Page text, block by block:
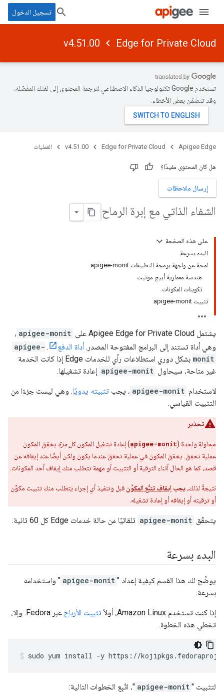
تسجيل الدخول
Edge for Private Cloud
v4.51.00
تستخدم Google تكنولوجيا الذكاء الاصطناعي لترجمة المحتوى إلى لغتك المفضّلة،
وقد تتضمّن بعض الأخطاء.
Apigee Edge
Edge for Private Cloud
v4.51.00 العمليات
هل كان المحتوى مفيدًا؟
إرسال ملاحظات
الشفاء الذاتي مع إبرة الرماح
على هذه الصفحة
البدء بسرعة
لمحة عن واجهة برمجة التطبيقات apigee-monit
هندسة معمارية أبيج مونيت
تكوينات المكونات
تثبيت apigee-monit
يشتمل Apigee Edge for Private Cloud على apigee-monit ،
وهي أداة تستند إلى البرامج المفتوحة المصدر.أداة الدفع .
apigee-
monit
بشكل دوري استطلاعات رأي للخدمات Edge إذا كانت الخدمة
غير متاحة، سيحاول apigee-monit إعادة تشغيلها.
لاستخدام apigee-monit ، يجب تثبيته يدويًا. وهي ليست جزءًا من
التثبيت القياسي.
تحذير
محاولة واحدة (apigee-monit) إعادة تشغيل المكونكل مرة يخفق المكون
عملية تحقق. يخفق المكون في عملية تحقق عندما يكون ولكن أيضًا عند إيقافه عن
قصد، كما هو الحال أثناء الترقية أو التثبيت أو مهمة تتطلب منك إيقاف أحد المكونات.
نتيجةً لذلك، يجب إيقاف تتبُّع المكوِّن قبل وتنفيذ أي إجراء يتطلب منك تثبيت مكوِّن
أو ترقيته أو إيقافه أو إعادة تشغيله.
يتحقّق apigee-monit تلقائيًا من حالة خدمات Edge كل 60 ثانية.
البدء بسرعة
يوضِّح لك هذا القسم كيفية إعداد " apigee-monit " واستخدامه
بسرعة.
إذا كنت تستخدم Amazon Linux، أولاً تثبيت الأرباح
عبر Fedora. وإلا،
تخطي هذه الخطوة.
sudo yum install -y https://
لتثبيت " apigee-monit "، اتّبِع الخطوات التالية: